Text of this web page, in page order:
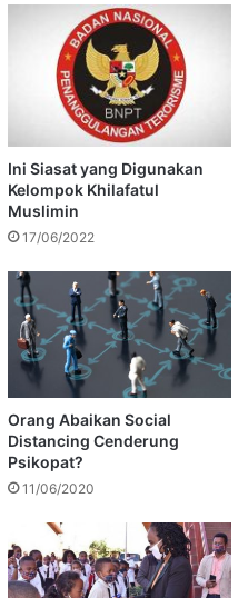
Ini Siasat yang Digunakan
Kelompok Khilafatul
Muslimin
17/06/2022
Orang Abaikan Social
Distancing Cenderung
Psikopat?
11/06/2020